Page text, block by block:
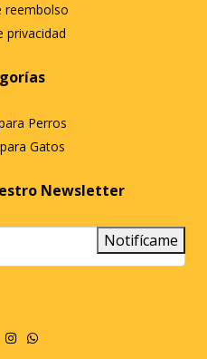
reembolso
privacidad
Perros
Gatos
Newsletter
Notifícame